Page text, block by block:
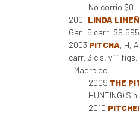
No corrió $0
2001 LINDA
Gan. 5 carr.
2003 PITCHA, H,
carr. 3 cls. y 11
Madre de:
2009 THE
HUNTING)
2010